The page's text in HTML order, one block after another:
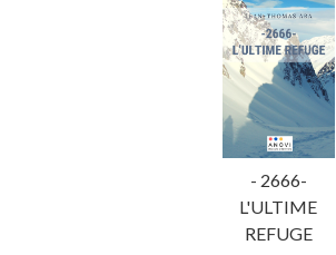
- 2666-
L'ULTIME
REFUGE